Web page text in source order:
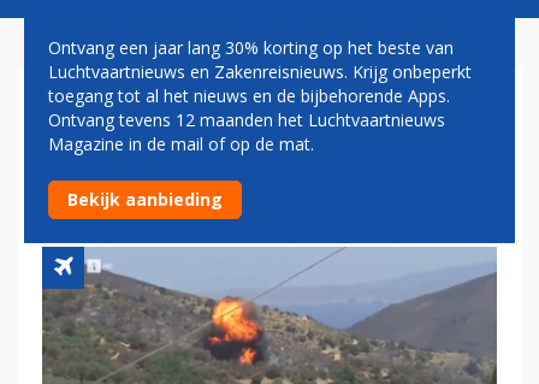
VRESELIJKE BEELDEN:
BLUSVLIEGTUIG STORT NEER
OP GRIEKS EILAND EVIA
Ontvang een jaar lang 30% korting op het beste van
Luchtvaartnieuws en Zakenreisnieuws. Krijg onbeperkt
toegang tot al het nieuws en de bijbehorende Apps.
Ontvang tevens 12 maanden het Luchtvaartnieuws
Magazine in de mail of op de mat.
Bekijk aanbieding